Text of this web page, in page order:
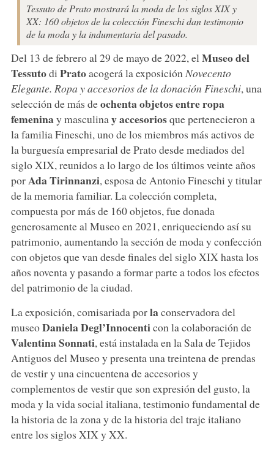
Tessuto de Prato mostrará la moda de los siglos XIX y
XX: 160 objetos de la colección Fineschi dan testimonio
de la moda y la indumentaria del pasado.
Del 13 de febrero al 29 de mayo de 2022, el Museo del
Tessutodi Pratoacogerá la exposición Novecento
Elegante. Ropa y accesorios de la donación Fineschi, una
selección de más deochenta objetos entre ropa
femeninay masculina y accesoriosque pertenecieron a
la familia Fineschi, uno de los miembros más activos de
la burguesía empresarial de Prato desde mediados del
siglo XIX, reunidos a lo largo de los últimos veinte años
porAda Tirinnanzi, esposa de Antonio Fineschi y titular
de la memoria familiar. La colección completa,
compuesta por más de 160 objetos, fue donada
generosamente al Museo en 2021, enriqueciendo así su
patrimonio, aumentando la sección de moda y confección
con objetos que van desde finales del siglo XIX hasta los
años noventa y pasando a formar parte a todos los efectos
del patrimonio de la ciudad.
La exposición, comisariada porlaconservadora del
museoDaniela Degl’Innocenticon la colaboración de
Valentina Sonnati, está instalada en la Sala de Tejidos
Antiguos del Museo y presenta una treintena de prendas
de vestir y una cincuentena de accesorios y
complementos de vestir que son expresión del gusto, la
moda y la vida social italiana, testimonio fundamental de
la historia de la zona y de la historia del traje italiano
entre los siglos XIX y XX.